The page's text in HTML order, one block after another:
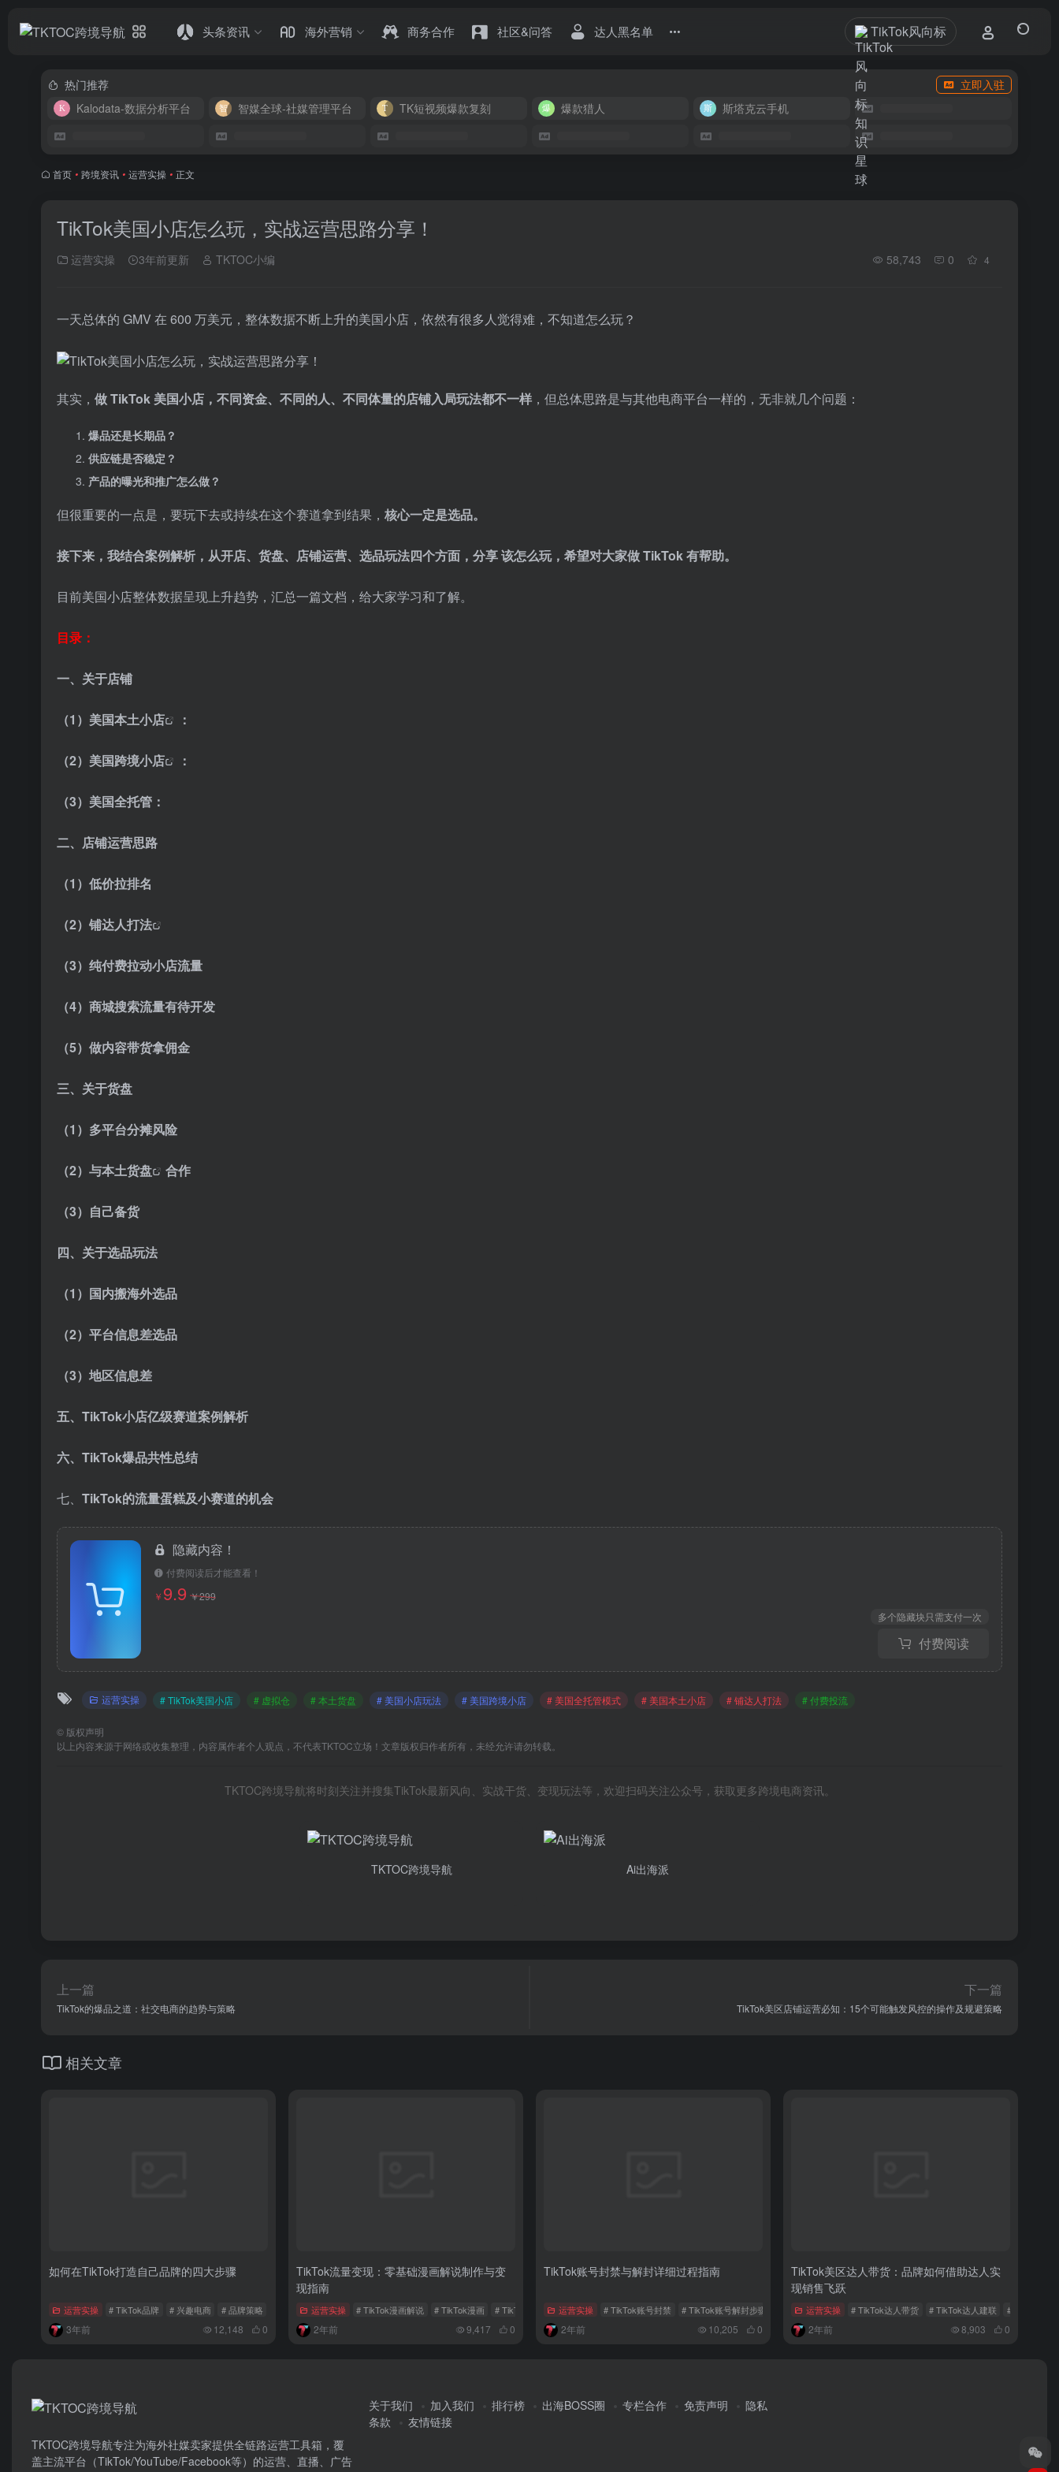
头条资讯 海外营销 商务合作 社区&问答 达人黑名单 TikTok风向标
热门推荐
立即入驻
Kalodata-数据分析平台
智媒全球-社媒管理平台 TK短视频爆款复刻 爆款猎人 斯塔克云手机
首页 • 跨境资讯 • 运营实操 • 正文
TikTok美国小店怎么玩，实战运营思路分享！
运营实操 3年前更新 TKTOC小编 58,743 0 4
一天总体的 GMV 在 600 万美元，整体数据不断上升的美国小店，依然有很多人觉得难，不知道怎么玩？
其实， 做 TikTok 美国小店，不同资金、不同的人、不同体量的店铺入局玩法都不一样 ，但总体思路是与其他电商平台一样的，无非就几个问题：
爆品还是长期品？
供应链是否稳定？
产品的曝光和推广怎么做？
但很重要的一点是，要玩下去或持续在这个赛道拿到结果， 核心一定是选品。
接下来，我结合案例解析，从开店、货盘、店铺运营、选品玩法四个方面，分享 该怎么玩，希望对大家做 TikTok 有帮助。
目前美国小店整体数据呈现上升趋势，汇总一篇文档，给大家学习和了解。
目录：
一、关于店铺
（1） 美国本土小店 ：
（2） 美国跨境小店 ：
（3）美国全托管：
二、店铺运营思路
（1）低价拉排名
（2） 铺达人打法
（3）纯付费拉动小店流量
（4）商城搜索流量有待开发
（5）做内容带货拿佣金
三、关于货盘
（1）多平台分摊风险
（2）与本土货盘 合作
（3）自己备货
四、关于选品玩法
（1）国内搬海外选品
（2）平台信息差选品
（3）地区信息差
五、TikTok小店亿级赛道案例解析
六、TikTok爆品共性总结
七、 TikTok的流量蛋糕及小赛道的机会
隐藏内容！
付费阅读后才能查看！
￥ 9.9 ￥299
多个隐藏块只需支付一次
付费阅读
运营实操 # TikTok美国小店 # 虚拟仓 # 本土货盘 # 美国小店玩法 # 美国跨境小店 # 美国全托管模式 # 美国本土小店 # 铺达人打法 # 付费投流
© 版权声明
以上内容来源于网络或收集整理，内容属作者个人观点，不代表TKTOC立场！文章版权归作者所有，未经允许请勿转载。
TKTOC跨境导航将时刻关注并搜集TikTok最新风向、实战干货、变现玩法等，欢迎扫码关注公众号，获取更多跨境电商资讯。
TKTOC跨境导航 Ai出海派
上一篇
TikTok的爆品之道：社交电商的趋势与策略
下一篇
TikTok美区店铺运营必知：15个可能触发风控的操作及规避策略
相关文章
如何在TikTok打造自己品牌的四大步骤
运营实操 # TikTok品牌 # 兴趣电商 # 品牌策略
3年前 12,148 0
TikTok流量变现：零基础漫画解说制作与变
现指南
运营实操 # TikTok漫画解说 # TikTok漫画 # TikTok
2年前 9,417 0
TikTok账号封禁与解封详细过程指南
运营实操 # TikTok账号封禁 # TikTok账号解封步骤 # TikTok账号申诉流程
2年前 10,205 0
TikTok美区达人带货：品牌如何借助达人实
现销售飞跃
运营实操 # TikTok达人带货 # TikTok达人建联 # TikTok美
2年前 8,903 0
TKTOC跨境导航​专注为海外社媒卖家提供全链路运营工具箱，覆
盖主流平台（TikTok/YouTube/Facebook等）​的运营、直播、广告
关于我们 加入我们 排行榜 出海BOSS圈 专栏合作 免责声明
隐私
条款
友情链接